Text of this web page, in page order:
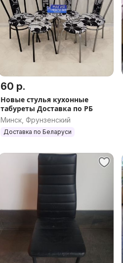
60 р.
Новые стулья кухонные
табуреты Доставка по РБ
Минск, Фрунзенский
Доставка по Беларуси